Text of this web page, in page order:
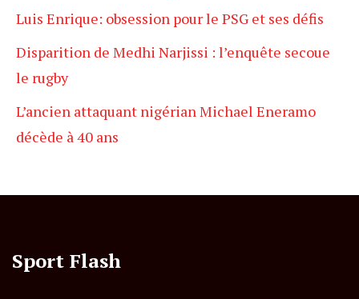
Luis Enrique: obsession pour le PSG et ses défis
Disparition de Medhi Narjissi : l’enquête secoue
le rugby
L’ancien attaquant nigérian Michael Eneramo
décède à 40 ans
Sport Flash